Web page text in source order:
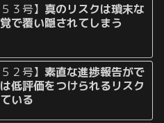
３号】 真のリスクは瑣末な
で覆い隠されてしまう
２号】素直な進捗報告がで
低評価をつけられるリスク
いる